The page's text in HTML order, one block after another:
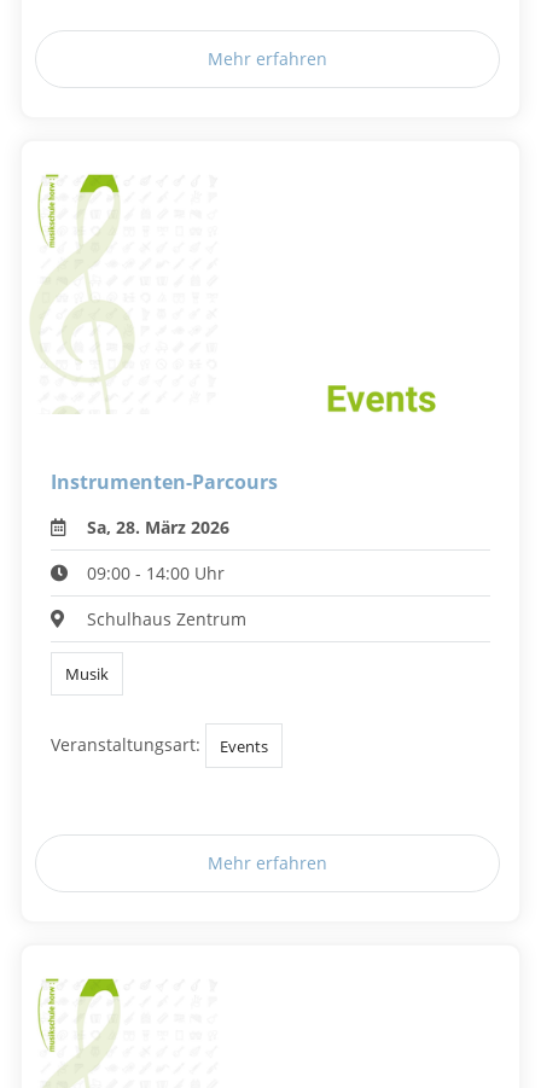
Mehr erfahren
Instrumenten-Parcours
Sa, 28. März 2026
09:00 - 14:00 Uhr
Schulhaus Zentrum
Musik
Veranstaltungsart: Events
Mehr erfahren